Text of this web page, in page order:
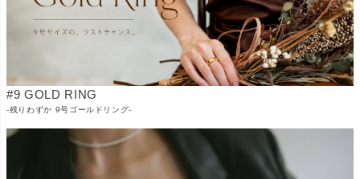
#9 GOLD RING
-残りわずか 9号ゴールドリング-